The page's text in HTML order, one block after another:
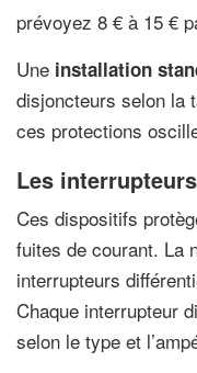
prévoyez 8 € à 15 €
Une installation
disjoncteurs selon la
ces protections
Les
Ces dispositifs
fuites de courant. La
interrupteurs
Chaque interrupteur
selon le type et